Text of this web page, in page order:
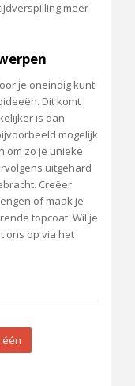
meer
je oneindig kunt
Dit komt
is dan
mogelijk
om zo je unieke
uitgehard
Creëer
of maak je
topcoat. Wil je
ons op via het
één